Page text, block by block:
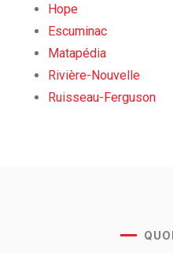
Hope
Escuminac
Matapédia
Rivière-Nouvelle
Ruisseau-Ferguson